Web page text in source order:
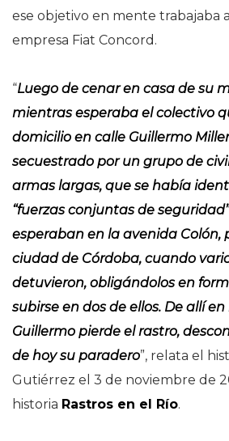
ese objetivo en mente trabajaba
empresa Fiat Concord.
“Luego de cenar en casa de su
mientras esperaba el colectivo
domicilio en calle Guillermo Miller
secuestrado por un grupo de
armas largas, que se había
“fuerzas conjuntas de
esperaban en la avenida Colón,
ciudad de Córdoba, cuando
detuvieron, obligándolos en
subirse en dos de ellos. De allí
Guillermo pierde el rastro,
de hoy su paradero”, relata el
Gutiérrez el 3 de noviembre de
historia Rastros en el Río.